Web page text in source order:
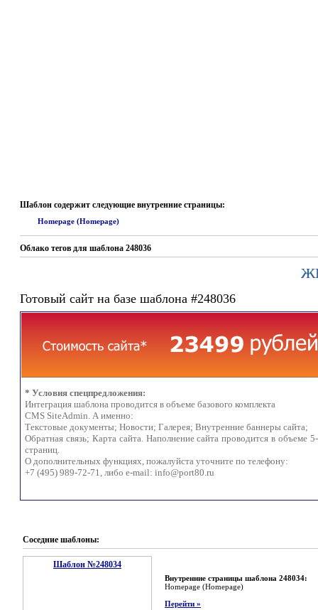
Шаблон содержит следующие внутренние страницы:
Homepage (Homepage)
Облако тегов для шаблона 248036
Готовый сайт на базе шаблона #248036
* Условия спецпредложения:
Интеграция шаблона проводится в объеме базового комплекта
CMS SiteAdmin. А именно:
Текстовые документы; Новости; Галерея; Внутренние баннеры сайта;
Обратная связь; Карта сайта. Наполнение сайта проводится в объеме
страниц.
О дополнительных функциях, пожалуйста уточните по телефону:
+7 (495) 989-72-71, либо e-mail: info@port80.ru
Соседние шаблоны:
Шаблон №248034
Внутренние страницы шаблона 248034:
Homepage (Homepage)
Перейти »